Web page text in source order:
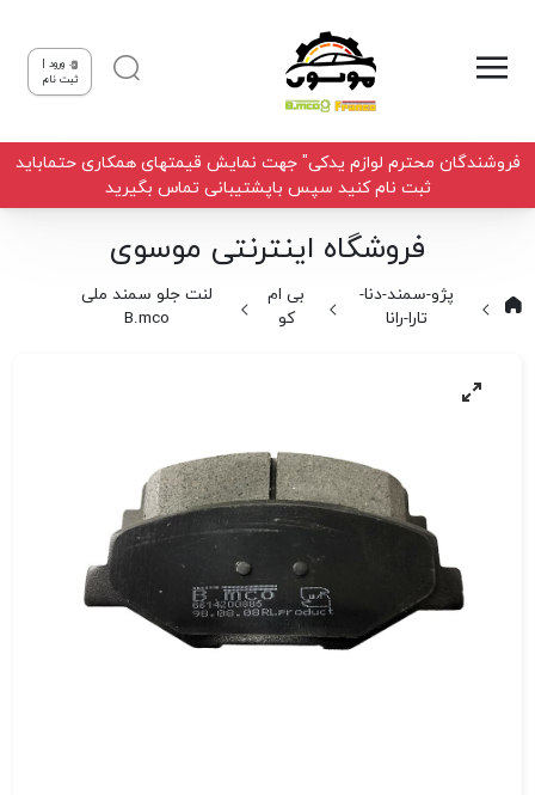
ورود |
ثبت نام
فروشندگان محترم لوازم یدکی" جهت نمایش قیمتهای همکاری حتماباید
ثبت نام کنید سپس باپشتیبانی تماس بگیرید
فروشگاه اینترنتی موسوی
پژو-سمند-دنا-
تارا-رانا
بی ام
کو
لنت جلو سمند ملی
B.mco